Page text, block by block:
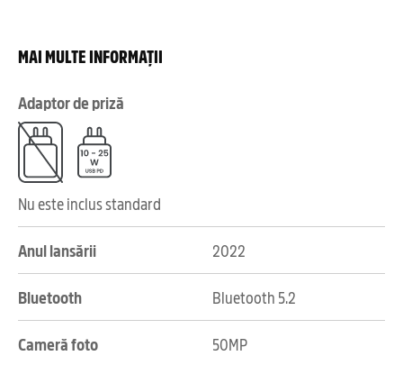
MAI MULTE INFORMAȚII
Adaptor de priză
Nu este inclus standard
Anul lansării 2022
Bluetooth Bluetooth 5.2
Cameră foto 50MP